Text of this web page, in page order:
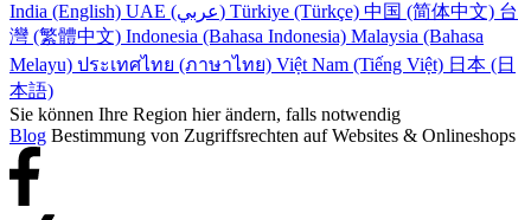
India (English)
UAE (عربي) Türkiye (Türkçe) 中国 (简体中文) 台
灣 (繁體中文) Indonesia (Bahasa Indonesia) Malaysia (Bahasa
Melayu) ประเทศไทย (ภาษาไทย) Việt Nam (Tiếng Việt) 日本 (日
本語)
Sie können Ihre Region hier ändern, falls notwendig
Blog Bestimmung von Zugriffsrechten auf Websites & Onlineshops